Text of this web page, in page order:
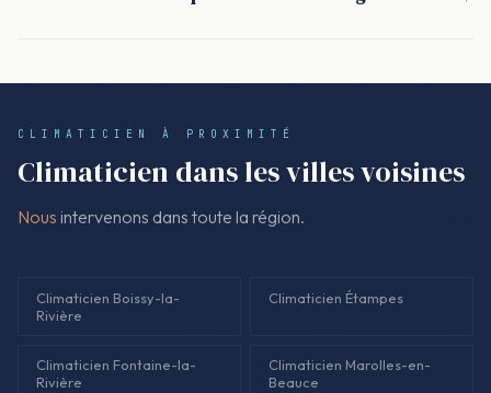
une chaudière. Le choix se fait avec le COP, l'usage réel et
CLIMATICIEN À PROXIMITÉ
Climaticien dans les villes voisines
Nous intervenons dans toute la région.
Climaticien Boissy-la-
Rivière
Climaticien Étampes
Climaticien Fontaine-la-
Rivière
Climaticien Marolles-en-
Beauce